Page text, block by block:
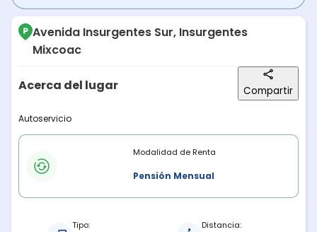
Avenida Insurgentes Sur, Insurgentes
Mixcoac
Acerca del lugar Compartir
Descripción del lugar
Autoservicio
Modalidades de rentaModalidad de Renta
Pensión Mensual
Tipo:
Distancia: